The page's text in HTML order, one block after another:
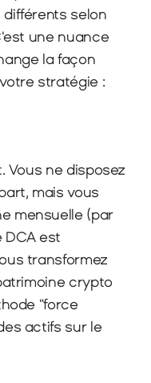
selon
une nuance
la façon
stratégie :
Vous ne disposez
mais vous
mensuelle (par
DCA est
transformez
crypto
"force
actifs sur le